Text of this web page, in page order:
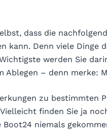
dass die
kann. Denn viele Dinge
werden Sie
Ablegen – denn merke:
zu bestimmten
finden Sie ja
Boot24 niemals